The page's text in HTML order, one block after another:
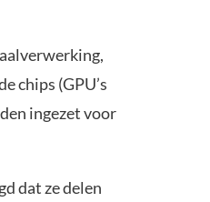
chips (GPU’s
ingezet voor
dat ze delen